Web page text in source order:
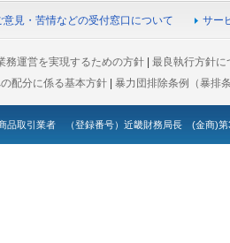
意見・苦情などの受付窓口について サー
務運営を実現するための方針 |最良執行方針に
配分に係る基本方針 |暴力団排除条例（暴排
品取引業者 （登録番号）近畿財務局長 (金商)